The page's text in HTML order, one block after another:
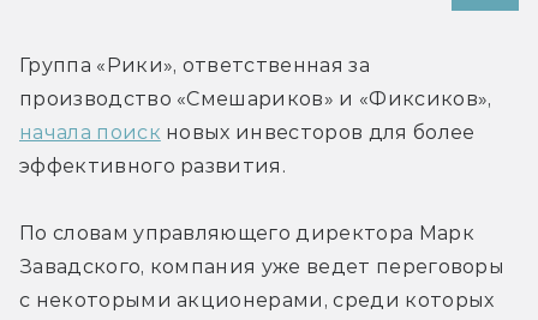
Группа «Рики», ответственная за
начала поиск новых инвесторов для более
эффективного развития.
По словам управляющего директора Марк
Завадского, компания уже ведет переговоры
с некоторыми акционерами, среди которых